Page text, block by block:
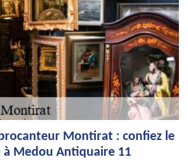
Montirat : confiez le
Medou Antiquaire 11